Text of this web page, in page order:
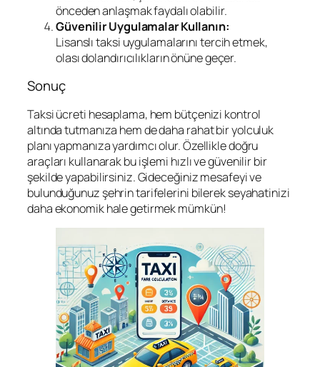
önceden anlaşmak faydalı olabilir.
Güvenilir Uygulamalar Kullanın:
Lisanslı taksi uygulamalarını tercih etmek,
olası dolandırıcılıkların önüne geçer.
Sonuç
Taksi ücreti hesaplama, hem bütçenizi kontrol
altında tutmanıza hem de daha rahat bir yolculuk
planı yapmanıza yardımcı olur. Özellikle doğru
araçları kullanarak bu işlemi hızlı ve güvenilir bir
şekilde yapabilirsiniz. Gideceğiniz mesafeyi ve
bulunduğunuz şehrin tarifelerini bilerek seyahatinizi
daha ekonomik hale getirmek mümkün!